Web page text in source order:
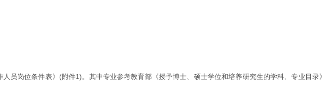
岗位条件表》(附件1)。其中专业参考教育部《授予博士、硕士学位和培养研究生的学科、专业目录》